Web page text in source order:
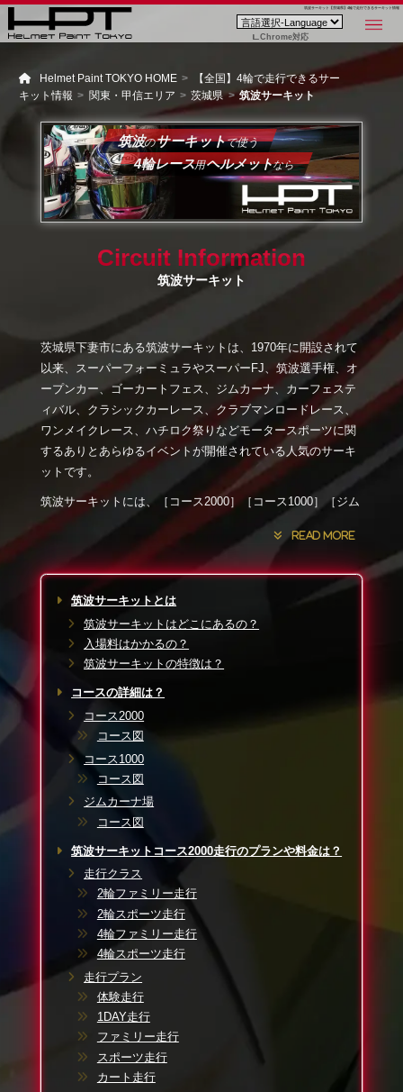
筑波サーキット【茨城県】4輪で走行できるサーキット情報
Chrome対応
Helmet Paint TOKYO HOME
【全国】4輪で走行できるサー
キット情報
関東・甲信エリア 茨城県 筑波サーキット
筑波のサーキットで使う
4輪レース用ヘルメットなら
Circuit Information
筑波サーキット
茨城県下妻市にある筑波サーキットは、1970年に開設されて
以来、スーパーフォーミュラやスーパーFJ、筑波選手権、オ
ープンカー、ゴーカートフェス、ジムカーナ、カーフェステ
ィバル、クラシックカーレース、クラブマンロードレース、
ワンメイクレース、ハチロク祭りなどモータースポーツに関
するありとあらゆるイベントが開催されている人気のサーキ
ットです。
筑波サーキットには、［コース2000］［コース1000］［ジム
カーナ場］の3つのコースがあり、ジムカーナ場は一般にも貸
出しをしており、ジムカーナ競技会やジムカーナ練習会、ド
リフト走行会、ドライビングスクール、2輪のライディングス
クールなどが広く開催されています。
トレース選手育成所内にあり、オートレース選手養成用につ
き、イベント貸切など特別な時以外は入れないようです。
軽自動車を含むノーマル市販車で走行会に出るサーキット初
ムをネット検索される方が非常に多いようです。また、筑波
サーキットの攻略方法は、［筑波サーキット 攻略］と検索
してみてください。よりいいタイムが狙えるかもしれませ
ん。筑波サーキットのコースレコードやリザルト、タイムラ
ンキングは、ホームページで確認ができます。
2000筑波職人GP］は、エントリーすると貸し出される計測
器を指定の箇所に取り付け、いつものように走行すると自動
的にタイムが計測されているというものです。3カ月間のうち
で最速タイムを叩き出したドライバーが、“筑波職人”として
認定されます。
ポルシェやフェラーリ、メルセデス、ハチロク、ランエボ、
GTR、ロードスター、スイフトなど、様々な車種が参戦して
いて、入賞者には無料走行券などの特典があります。クラス
分けは、以下のようになっています。
★4WD又はRWD過給器付き又は排気量3000cc以上のクラス
GTR／ランサー／インプレッサ／フェアレディZ／スープラ
筑波サーキットとは
筑波サーキットはどこにあるの？
入場料はかかるの？
筑波サーキットの特徴は？
コースの詳細は？
コース2000
コース図
コース1000
コース図
ジムカーナ場
コース図
筑波サーキットコース2000走行のプランや料金は？
走行クラス
2輪ファミリー走行
2輪スポーツ走行
4輪ファミリー走行
4輪スポーツ走行
走行プラン
体験走行
1DAY走行
ファミリー走行
スポーツ走行
カート走行